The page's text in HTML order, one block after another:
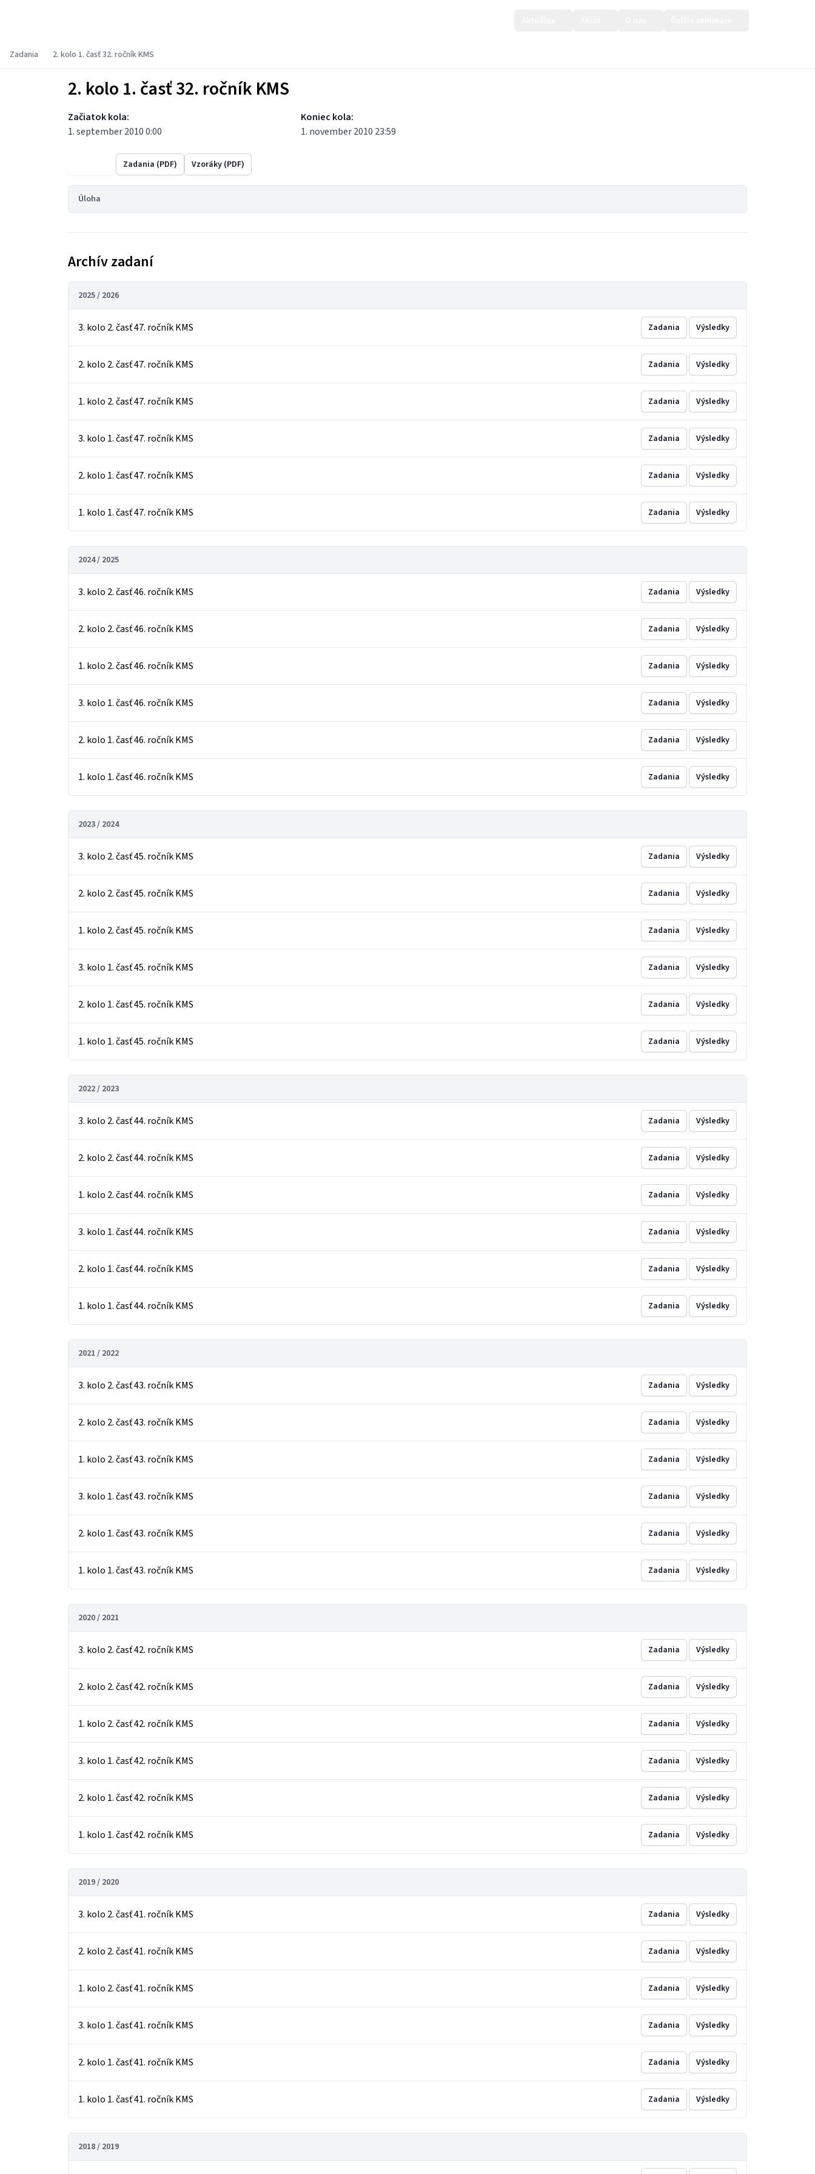
Zadania 2. kolo 1. časť 32. ročník KMS
2. kolo 1. časť 32. ročník KMS
Začiatok kola:
1. september 2010 0:00
Koniec kola:
1. november 2010 23:59
Zadania (PDF) Vzoráky (PDF)
Úloha
Archív zadaní
2025 / 2026
3. kolo 2. časť 47. ročník KMS Zadania Výsledky
2. kolo 2. časť 47. ročník KMS Zadania Výsledky
1. kolo 2. časť 47. ročník KMS Zadania Výsledky
3. kolo 1. časť 47. ročník KMS Zadania Výsledky
2. kolo 1. časť 47. ročník KMS Zadania Výsledky
1. kolo 1. časť 47. ročník KMS Zadania Výsledky
2024 / 2025
3. kolo 2. časť 46. ročník KMS Zadania Výsledky
2. kolo 2. časť 46. ročník KMS Zadania Výsledky
1. kolo 2. časť 46. ročník KMS Zadania Výsledky
3. kolo 1. časť 46. ročník KMS Zadania Výsledky
2. kolo 1. časť 46. ročník KMS Zadania Výsledky
1. kolo 1. časť 46. ročník KMS Zadania Výsledky
2023 / 2024
3. kolo 2. časť 45. ročník KMS Zadania Výsledky
2. kolo 2. časť 45. ročník KMS Zadania Výsledky
1. kolo 2. časť 45. ročník KMS Zadania Výsledky
3. kolo 1. časť 45. ročník KMS Zadania Výsledky
2. kolo 1. časť 45. ročník KMS Zadania Výsledky
1. kolo 1. časť 45. ročník KMS Zadania Výsledky
2022 / 2023
3. kolo 2. časť 44. ročník KMS Zadania Výsledky
2. kolo 2. časť 44. ročník KMS Zadania Výsledky
1. kolo 2. časť 44. ročník KMS Zadania Výsledky
3. kolo 1. časť 44. ročník KMS Zadania Výsledky
2. kolo 1. časť 44. ročník KMS Zadania Výsledky
1. kolo 1. časť 44. ročník KMS Zadania Výsledky
2021 / 2022
3. kolo 2. časť 43. ročník KMS Zadania Výsledky
2. kolo 2. časť 43. ročník KMS Zadania Výsledky
1. kolo 2. časť 43. ročník KMS Zadania Výsledky
3. kolo 1. časť 43. ročník KMS Zadania Výsledky
2. kolo 1. časť 43. ročník KMS Zadania Výsledky
1. kolo 1. časť 43. ročník KMS Zadania Výsledky
2020 / 2021
3. kolo 2. časť 42. ročník KMS Zadania Výsledky
2. kolo 2. časť 42. ročník KMS Zadania Výsledky
1. kolo 2. časť 42. ročník KMS Zadania Výsledky
3. kolo 1. časť 42. ročník KMS Zadania Výsledky
2. kolo 1. časť 42. ročník KMS Zadania Výsledky
1. kolo 1. časť 42. ročník KMS Zadania Výsledky
2019 / 2020
3. kolo 2. časť 41. ročník KMS Zadania Výsledky
2. kolo 2. časť 41. ročník KMS Zadania Výsledky
1. kolo 2. časť 41. ročník KMS Zadania Výsledky
3. kolo 1. časť 41. ročník KMS Zadania Výsledky
2. kolo 1. časť 41. ročník KMS Zadania Výsledky
1. kolo 1. časť 41. ročník KMS Zadania Výsledky
2018 / 2019